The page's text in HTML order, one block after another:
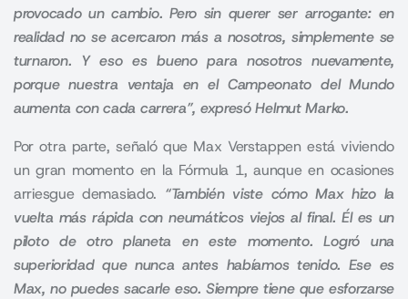
provocado un cambio. Pero sin querer ser arrogante: en
realidad no se acercaron más a nosotros, simplemente se
turnaron. Y eso es bueno para nosotros nuevamente,
porque nuestra ventaja en el Campeonato del Mundo
aumenta con cada carrera”, expresó Helmut Marko.
Por otra parte, señaló que Max Verstappen está viviendo
un gran momento en la Fórmula 1, aunque en ocasiones
arriesgue demasiado. “También viste cómo Max hizo la
vuelta más rápida con neumáticos viejos al final. Él es un
piloto de otro planeta en este momento. Logró una
superioridad que nunca antes habíamos tenido. Ese es
Max, no puedes sacarle eso. Siempre tiene que esforzarse